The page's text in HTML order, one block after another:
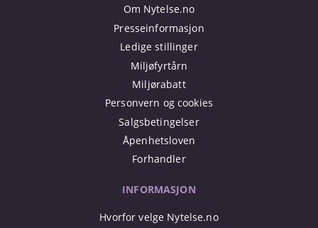
Om Nytelse.no
Presseinformasjon
Ledige stillinger
Miljøfyrtårn
Miljørabatt
Personvern og cookies
Salgsbetingelser
Åpenhetsloven
Forhandler
INFORMASJON
Hvorfor velge Nytelse.no